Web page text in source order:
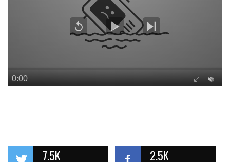
7.5K 2.5K